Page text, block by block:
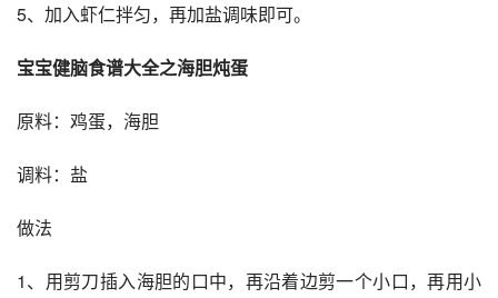
5、加入虾仁拌匀，再加盐调味即可。
宝宝健脑食谱大全之海胆炖蛋
原料：鸡蛋，海胆
调料：盐
做法
1、用剪刀插入海胆的口中，再沿着边剪一个小口，再用小